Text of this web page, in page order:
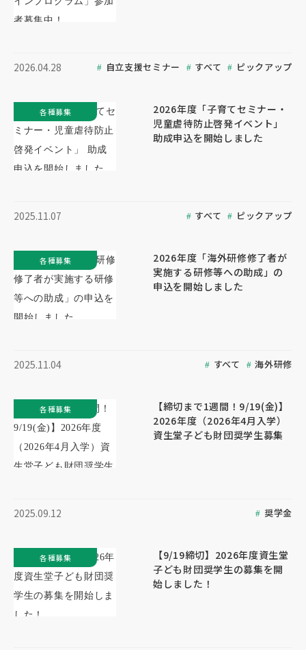
2026.04.28 自立支援セミナー すべて ピックアップ
2026年度「子育てセミナー・
児童虐待防止啓発イベント」
助成申込を開始しました
2025.11.07 すべて ピックアップ
各種募集
2026年度「海外研修修了者が
実施する研修等への助成」の
申込を開始しました
2025.11.04 すべて 海外研修
各種募集
【締切まで1週間！9/19(金)】
2026年度（2026年4月入学）
資生堂子ども財団奨学生募集
2025.09.12 奨学金
各種募集
【9/19締切】2026年度資生堂
子ども財団奨学生の募集を開
始しました！
各種募集